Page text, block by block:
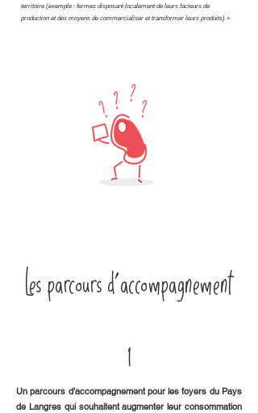
territoire (exemple : fermes disposant localement de leurs facteurs de
production et des moyens de commercialiser et transformer leurs produits) »
Les parcours d'accompagnement
1
Un parcours d’accompagnement pour les foyers du Pays
de Langres qui souhaitent augmenter leur consommation